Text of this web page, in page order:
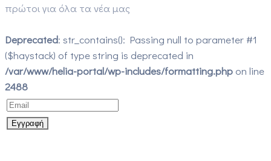
πρώτοι για όλα τα νέα μας
Deprecated: str_contains(): Passing null to parameter #1
($haystack) of type string is deprecated in
/var/www/helia-portal/wp-includes/formatting.php on line
2488